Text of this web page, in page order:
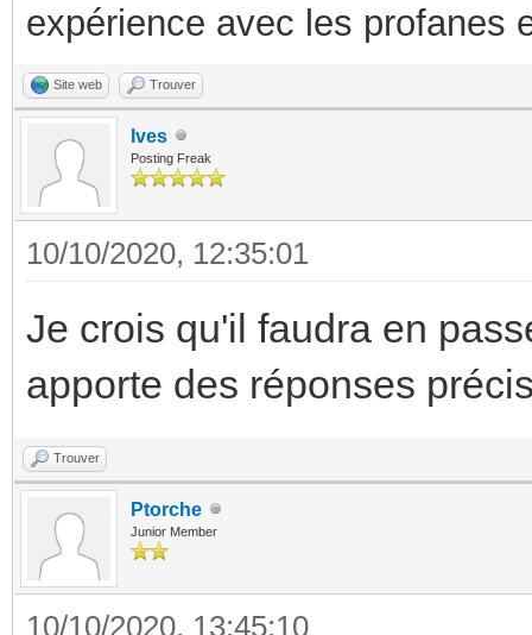
expérience avec les profanes
Site web Trouver
Ives
Posting Freak
10/10/2020, 12:35:01
Je crois qu'il faudra en
apporte des réponses
Trouver
Ptorche
Junior Member
10/10/2020, 13:45:10